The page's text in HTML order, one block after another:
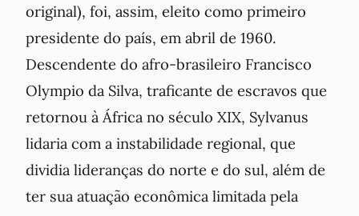
original), foi, assim, eleito como primeiro
presidente do país, em abril de 1960.
Descendente do afro-brasileiro Francisco
Olympio da Silva, traficante de escravos que
retornou à África no século XIX, Sylvanus
lidaria com a instabilidade regional, que
dividia lideranças do norte e do sul, além de
ter sua atuação econômica limitada pela